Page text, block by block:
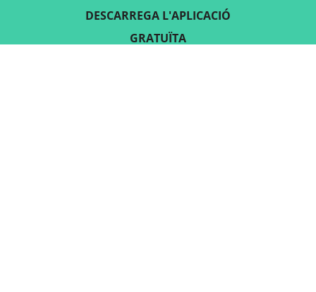
DESCARREGA L'APLICACIÓ
GRATUÏTA